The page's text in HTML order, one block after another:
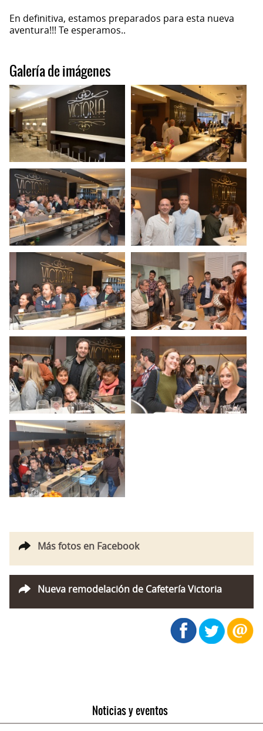
En definitiva, estamos preparados para esta nueva
aventura!!! Te esperamos..
Galería de imágenes
Más fotos en Facebook
Nueva remodelación de Cafetería Victoria
Noticias y eventos